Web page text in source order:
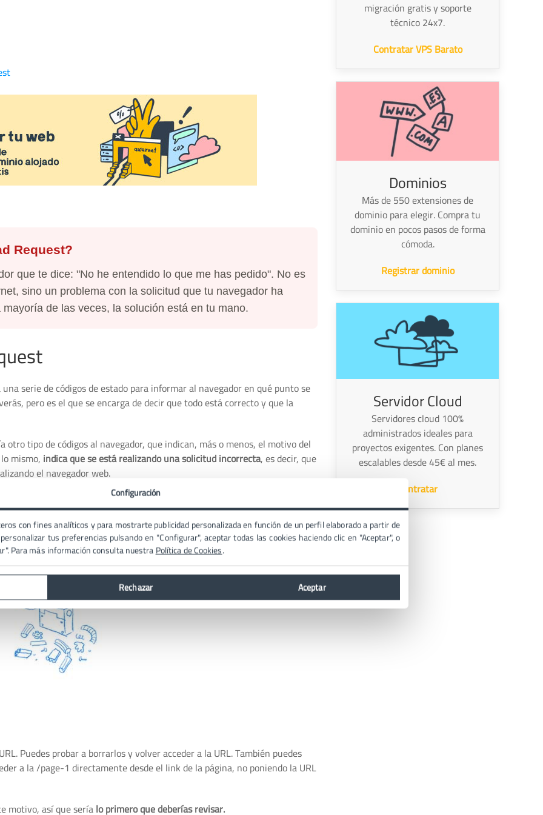
Request?
que te dice: "No he entendido lo que me has pedido". No es
sino un problema con la solicitud que tu navegador ha
de las veces, la solución está en tu mano.
serie de códigos de estado para informar al navegador en qué punto se
pero es el que se encarga de decir que todo está correcto y que la
tipo de códigos al navegador, que indican, más o menos, el motivo del
mismo, indica que se está realizando una solicitud incorrecta, es decir, que
el navegador web.
de la supuesta solicitud incorrecta. Si nos fijamos en los
nos dicen mucho, sólo que ha ocurrido un error 400 y poco más.
Puedes probar a borrarlos y volver acceder a la URL. También puedes
a la /page-1 directamente desde el link de la página, no poniendo la URL
motivo, así que seríalo primero que deberías revisar.
migración gratis y soporte
técnico 24x7.
Contratar VPS Barato
Dominios
Más de 550 extensiones de
dominio para elegir. Compra tu
dominio en pocos pasos de forma
cómoda.
Registrar dominio
Servidor Cloud
Servidores cloud 100%
administrados ideales para
proyectos exigentes. Con planes
escalables desde 45€ al mes.
Contratar
Configuración
con fines analíticos y para mostrarte publicidad personalizada en función de un perfil elaborado a partir de
tus preferencias pulsando en "Configurar", aceptar todas las cookies haciendo clic en "Aceptar", o
Para más información consulta nuestraPolítica de Cookies.
Rechazar Aceptar